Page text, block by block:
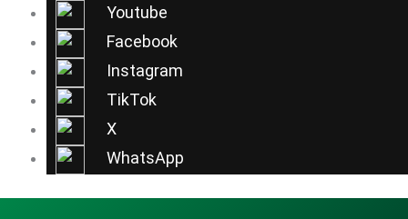
Youtube
Facebook
Instagram
TikTok
X
WhatsApp
contenido